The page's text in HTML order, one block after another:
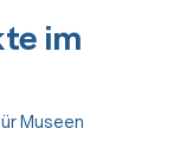
im
Museen